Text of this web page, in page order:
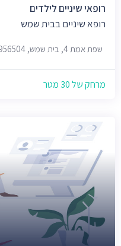
רופאי שיניים לילדים
רופא שיניים בבית שמש
שפת אמת 4, בית שמש, 9956504
מרחק של 30 מטר